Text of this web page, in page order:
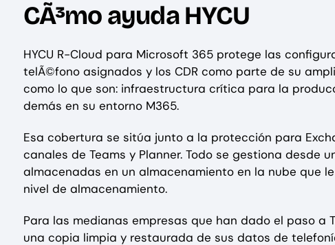
CÃ³mo ayuda HYCU
HYCU R-Cloud para Microsoft 365 protege las
telÃ©fono asignados y los CDR como parte de su
como lo que son: infraestructura crítica para la
demás en su entorno M365.
Esa cobertura se sitúa junto a la protección para
canales de Teams y Planner. Todo se gestiona
almacenadas en un almacenamiento en la nube que
nivel de almacenamiento.
Para las medianas empresas que han dado el paso a
una copia limpia y restaurada de sus datos de